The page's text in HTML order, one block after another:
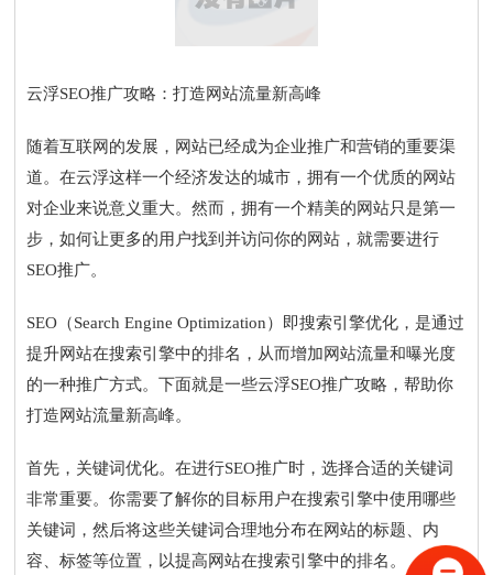
云浮SEO推广攻略：打造网站流量新高峰
随着互联网的发展，网站已经成为企业推广和营销的重要渠
道。在云浮这样一个经济发达的城市，拥有一个优质的网站
对企业来说意义重大。然而，拥有一个精美的网站只是第一
步，如何让更多的用户找到并访问你的网站，就需要进行
SEO推广。
SEO（Search Engine Optimization）即搜索引擎优化，是通过
提升网站在搜索引擎中的排名，从而增加网站流量和曝光度
的一种推广方式。下面就是一些云浮SEO推广攻略，帮助你
打造网站流量新高峰。
首先，关键词优化。在进行SEO推广时，选择合适的关键词
非常重要。你需要了解你的目标用户在搜索引擎中使用哪些
关键词，然后将这些关键词合理地分布在网站的标题、内
容、标签等位置，以提高网站在搜索引擎中的排名。